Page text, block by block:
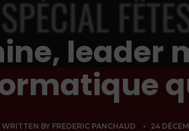
leader
WRITTEN BY FREDERIC PANCHAUD • 24